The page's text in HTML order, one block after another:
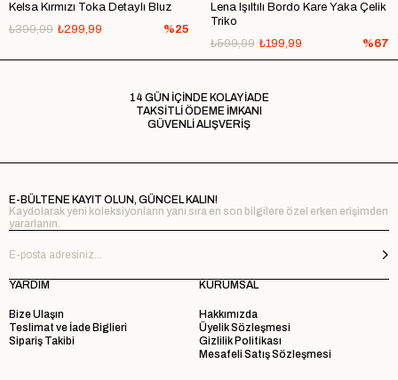
Kelsa Kırmızı Toka Detaylı Bluz
₺299,99
₺399,99 %25
Lena Işıltılı Bordo Kare Yaka Çelik
Triko
₺199,99
₺599,99 %67
14 GÜN İÇİNDE KOLAY İADE
TAKSİTLİ ÖDEME İMKANI
GÜVENLİ ALIŞVERİŞ
E-BÜLTENE KAYIT OLUN, GÜNCEL KALIN!
Kaydolarak yeni koleksiyonların yanı sıra en son bilgilere özel erken erişimden
yararlanın.
YARDIM
Bize Ulaşın
Teslimat ve İade Biglieri
Sipariş Takibi
KURUMSAL
Hakkımızda
Üyelik Sözleşmesi
Gizlilik Politikası
Mesafeli Satış Sözleşmesi